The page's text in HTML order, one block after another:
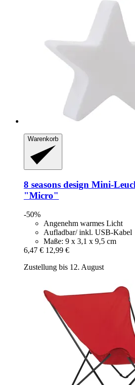
Warenkorb
8 seasons design Mini-​
"Micro"
-50%
Angenehm warmes Licht
Aufladbar/ inkl. USB-Kabel
Maße: 9 x 3,1 x 9,5 cm
6,47 € 12,99 €
Zustellung bis 12. August